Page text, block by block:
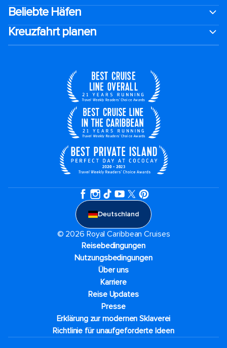
Beliebte Häfen
Kreuzfahrt planen
Deutschland
© 2026 Royal Caribbean Cruises
Reisebedingungen
Nutzungsbedingungen
Über uns
Karriere​
Reise Updates​
Presse
Erklärung zur modernen Sklaverei
Richtlinie für unaufgeforderte Ideen